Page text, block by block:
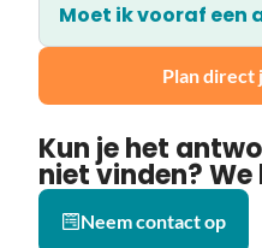
Moet ik vooraf een
Plan direct
Kun je het
niet vinden?
Neem contact op